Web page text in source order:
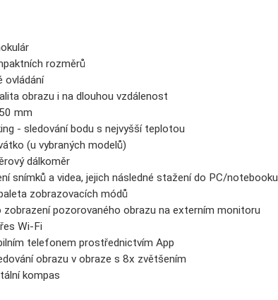
rozměrů
ovládání
obrazu i na dlouhou vzdálenost
mm
- sledování bodu s nejvyšší teplotou
(u vybraných modelů)
dálkoměr
snímků a videa, jejich následné stažení do PC/notebooku
zobrazovacích módů
zobrazení pozorovaného obrazu na externím monitoru
Wi-Fi
telefonem prostřednictvím App
obrazu v obraze s 8x zvětšením
kompas